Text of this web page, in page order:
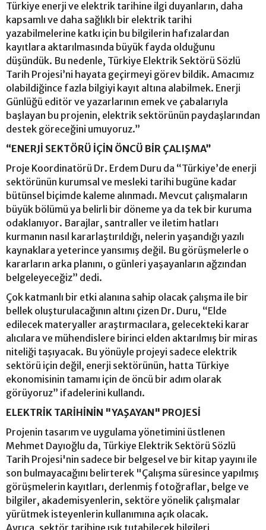
Türkiye enerji ve elektrik tarihine ilgi duyanların, daha
kapsamlı ve daha sağlıklı bir elektrik tarihi
yazabilmelerine katkı için bu bilgilerin hafızalardan
kayıtlara aktarılmasında büyük fayda olduğunu
düşündük. Bu nedenle, Türkiye Elektrik Sektörü Sözlü
Tarih Projesi’ni hayata geçirmeyi görev bildik. Amacımız
olabildiğince fazla bilgiyi kayıt altına alabilmek. Enerji
Günlüğü editör ve yazarlarının emek ve çabalarıyla
başlayan bu projenin, elektrik sektörünün paydaşlarından
destek göreceğini umuyoruz.”
“ENERJİ SEKTÖRÜ İÇİN ÖNCÜ BİR ÇALIŞMA”
Proje Koordinatörü Dr. Erdem Duru da “Türkiye’de enerji
sektörünün kurumsal ve mesleki tarihi bugüne kadar
bütünsel biçimde kaleme alınmadı. Mevcut çalışmaların
büyük bölümü ya belirli bir döneme ya da tek bir kuruma
odaklanıyor. Barajlar, santraller ve iletim hatları
kurmanın nasıl kararlaştırıldığı, nelerin yaşandığı yazılı
kaynaklara yeterince yansımış değil. Bu görüşmelerle o
kararların arka planını, o günleri yaşayanların ağzından
belgeleyeceğiz” dedi.
Çok katmanlı bir etki alanına sahip olacak çalışma ile bir
bellek oluşturulacağının altını çizen Dr. Duru, “Elde
edilecek materyaller araştırmacılara, gelecekteki karar
alıcılara ve mühendislere birinci elden aktarılmış bir miras
niteliği taşıyacak. Bu yönüyle projeyi sadece elektrik
sektörü için değil, enerji sektörünün, hatta Türkiye
ekonomisinin tamamı için de öncü bir adım olarak
görüyoruz” ifadelerini kullandı.
ELEKTRİK TARİHİNİN "YAŞAYAN" PROJESİ
Projenin tasarım ve uygulama yönetimini üstlenen
Mehmet Dayıoğlu da, Türkiye Elektrik Sektörü Sözlü
Tarih Projesi'nin sadece bir belgesel ve bir kitap yayını ile
son bulmayacağını belirterek "Çalışma süresince yapılmış
görüşmelerin kayıtları, derlenmiş fotoğraflar, belge ve
bilgiler, akademisyenlerin, sektöre yönelik çalışmalar
yürütmek isteyenlerin kullanımına açık olacak.